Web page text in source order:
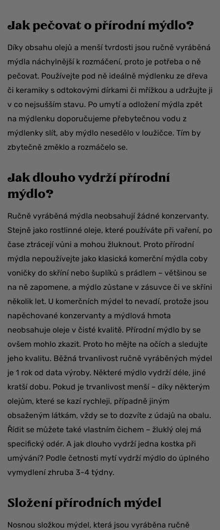
Jak pečovat o přírodní mýdlo?
Díky obsahu olejů a menší tvrdosti jsou ručně vyráběná
mýdla náchylnější k rozmáčení, proto je potřeba o ně
pečovat. Používejte pod ně ideálně mýdlenku ze dřeva
či keramiky s odtokovými dírkami či mřížkou a udržujte ji
v co nejsušším stavu. Po umytí a odložení mýdla zpět
na mýdlenku doporučujeme přebytečnou vodu z
mýdlenky slít, aby mýdlo nesedělo v loužičce. Tím by
zbytečně změklo a rozmáčelo se.
Jak dlouho vydrží přírodní
mýdlo?
Ručně vyráběná mýdla neobsahují žádné konzervanty.
Stejně jako rostlinné oleje, které používáte při vaření, po
čase ztrácejí vůni a mohou žluknout. Proto přírodní
mýdla nepoužívejte jako klasická komerční mýdla coby
voničky do skříní nebo šuplíků s prádlem – většinou se
na ně zapomene, a mýdlo zůstane v zásuvce či ve skříni
několik let. U komerčních mýdel to nevadí, protože jsou
napěchované konzervanty a mýdlová hmota
neobsahuje oleje v čisté kvalitě. Přírodní mýdlo by se
ovšem mohlo zkazit. Proto ho mějte na očích a sledujte
jeho kvalitu. Běžná trvanlivost ručně vyráběných mýdel
je 1 rok od data výroby. Některé mýdlo vydrží déle, jiné
kratší dobu. Pokud je trvanlivost menší – díky některým
olejům, které se kazí rychleji, případně jiným
obsaženým látkám, vždy se to dozvíte z údajů na obalu.
Řídit se můžete také vlastním čichem – žluklý olej má
specifický odér. A jak dlouho vydrží jedna kostka při
umývání? Podle četnosti mytí vydrží mýdlo do úplného
vymydlení zhruba 3-4 týdny.
Složení přírodních mýdel
Nosnou složkou mýdel, která jsou vyráběna ručně